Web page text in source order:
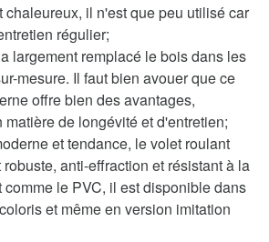
chaleureux, il n'est que peu utilisé car
régulier;
largement remplacé le bois dans les
mesure. Il faut bien avouer que ce
offre bien des avantages,
matière de longévité et d'entretien;
et tendance, le volet roulant
anti-effraction et résistant à la
comme le PVC, il est disponible dans
et même en version imitation